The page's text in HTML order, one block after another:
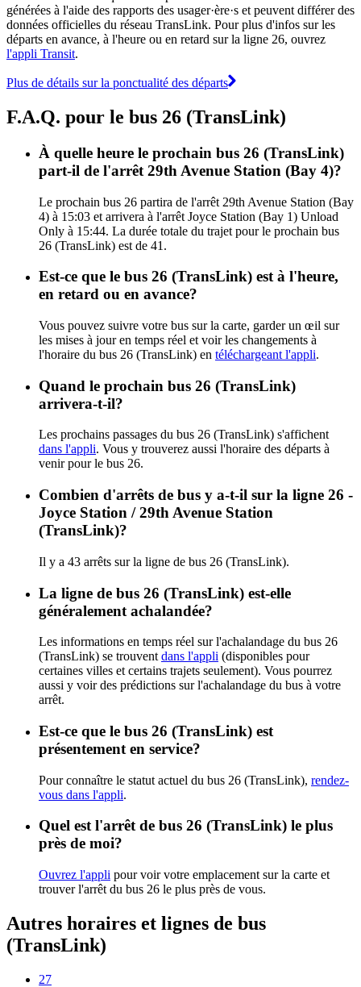
générées à l'aide des rapports des usager·ère·s et peuvent différer des
données officielles du réseau TransLink. Pour plus d'infos sur les
départs en avance, à l'heure ou en retard sur la ligne 26, ouvrez
l'appli Transit.
Plus de détails sur la ponctualité des départs
F.A.Q. pour le bus 26 (TransLink)
À quelle heure le prochain bus 26 (TransLink)
part-il de l'arrêt 29th Avenue Station (Bay 4)?
Le prochain bus 26 partira de l'arrêt 29th Avenue Station (Bay
4) à 15:03 et arrivera à l'arrêt Joyce Station (Bay 1) Unload
Only à 15:44. La durée totale du trajet pour le prochain bus
26 (TransLink) est de 41.
Est-ce que le bus 26 (TransLink) est à l'heure,
en retard ou en avance?
Vous pouvez suivre votre bus sur la carte, garder un œil sur
les mises à jour en temps réel et voir les changements à
l'horaire du bus 26 (TransLink) en téléchargeant l'appli.
Quand le prochain bus 26 (TransLink)
arrivera-t-il?
Les prochains passages du bus 26 (TransLink) s'affichent
dans l'appli. Vous y trouverez aussi l'horaire des départs à
venir pour le bus 26.
Combien d'arrêts de bus y a-t-il sur la ligne 26 -
Joyce Station / 29th Avenue Station
(TransLink)?
Il y a 43 arrêts sur la ligne de bus 26 (TransLink).
La ligne de bus 26 (TransLink) est-elle
généralement achalandée?
Les informations en temps réel sur l'achalandage du bus 26
(TransLink) se trouvent dans l'appli (disponibles pour
certaines villes et certains trajets seulement). Vous pourrez
aussi y voir des prédictions sur l'achalandage du bus à votre
arrêt.
Est-ce que le bus 26 (TransLink) est
présentement en service?
Pour connaître le statut actuel du bus 26 (TransLink), rendez-
vous dans l'appli.
Quel est l'arrêt de bus 26 (TransLink) le plus
près de moi?
Ouvrez l'appli pour voir votre emplacement sur la carte et
trouver l'arrêt du bus 26 le plus près de vous.
Autres horaires et lignes de bus
(TransLink)
27